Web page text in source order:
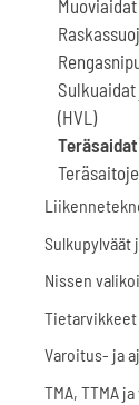
Muoviaidat
(HVL)
Teräsaidat
Sulkupylväät
Nissen
Tietarvikkeet
Varoitus- ja
TMA, TTMA